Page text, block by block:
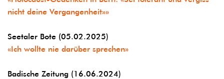
nicht deine Vergangenheit»»
Seetaler Bote (05.02.2025)
«Ich wollte nie darüber sprechen»
Badische Zeitung (16.06.2024)